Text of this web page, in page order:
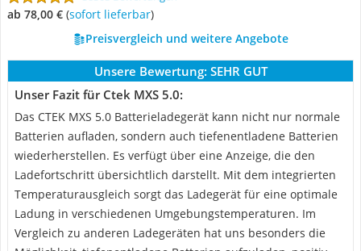
ab 78,00 € ( Sofort lieferbar)
Preisvergleich und weitere Angebote
Unsere Bewertung: SEHR GUT
Unser Fazit für Ctek MXS 5.0:
Das CTEK MXS 5.0 Batterieladegerät kann nicht nur normale
Batterien aufladen, sondern auch tiefenentladene Batterien
wiederherstellen. Es verfügt über eine Anzeige, die den
Ladefortschritt übersichtlich darstellt. Mit dem integrierten
Temperaturausgleich sorgt das Ladegerät für eine optimale
Ladung in verschiedenen Umgebungstemperaturen. Im
Vergleich zu anderen Ladegeräten hat uns besonders die